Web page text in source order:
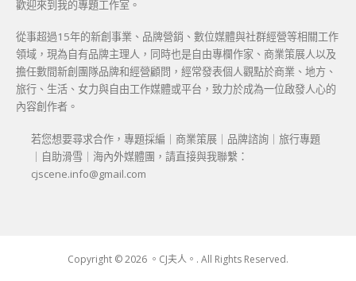
歡迎來到我的專題工作室。
從事超過15年的新創事業、品牌營銷、數位媒體與社群經營等相關工作
領域，現為自有品牌主理人，同時也是自由專欄作家、商業策展人以及
擔任數間新創團隊品牌和經營顧問，經常發表個人觀點於商業、地方、
旅行、生活、女力與自由工作媒體或平台，致力於成為一位啟發人心的
內容創作者。
若您想要尋求合作，專題採編｜商業策展｜品牌諮詢｜旅行專題
｜自助滑雪｜海內外媒體團，請直接與我聯繫：
cjscene.info@gmail.com
Copyright © 2026 。CJ夫人。. All Rights Reserved.